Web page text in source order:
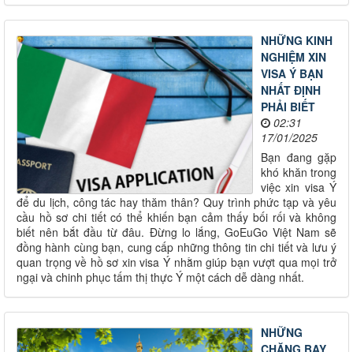
NHỮNG KINH
NGHIỆM XIN
VISA Ý BẠN
NHẤT ĐỊNH
PHẢI BIẾT
02:31
17/01/2025
Bạn đang gặp
khó khăn trong
việc xin visa Ý
để du lịch, công tác hay thăm thân? Quy trình phức tạp và yêu
cầu hồ sơ chi tiết có thể khiến bạn cảm thấy bối rối và không
biết nên bắt đầu từ đâu. Đừng lo lắng, GoEuGo Việt Nam sẽ
đồng hành cùng bạn, cung cấp những thông tin chi tiết và lưu ý
quan trọng về hồ sơ xin visa Ý nhằm giúp bạn vượt qua mọi trở
ngại và chinh phục tấm thị thực Ý một cách dễ dàng nhất.
NHỮNG